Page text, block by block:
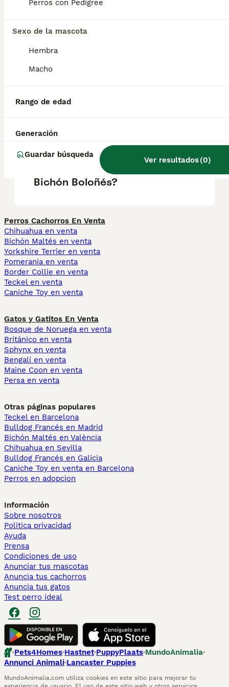
Perros con Pedigree
Sexo de la mascota
Hembra
Macho
Rango de edad
Generación
Guardar búsqueda
Ver resultados(0)
sacar a un bichón maltés?
¿Ventajas de tener un bichón
de Bichón Boloñés?
¿Qué raza de perro es el
Bichón Boloñés?
Perros Cachorros En Venta
Chihuahua en venta
Bichón Maltés en venta
Yorkshire Terrier en venta
Pomerania en venta
Border Collie en venta
Teckel en venta
Caniche Toy en venta
Gatos y Gatitos En Venta
Bosque de Noruega en venta
Británico en venta
Sphynx en venta
Bengalí en venta
Maine Coon en venta
Persa en venta
Otras páginas populares
Teckel en Barcelona
Bulldog Francés en Madrid
Bichón Maltés en València
Chihuahua en Sevilla
Bulldog Francés en Galicia
Caniche Toy en venta en Barcelona
Perros en adopcion
Información
Sobre nosotros
Politica privacidad
Ayuda
Prensa
Condiciones de uso
Anunciar tus mascotas
Anuncia tus cachorros
Anuncia tus gatos
Test perro ideal
Pets4Homes Hastnet PuppyPlaats MundoAnimalia
Annunci Animali Lancaster Puppies
MundoAnimalia.com utiliza cookies en este sitio para mejorar tu